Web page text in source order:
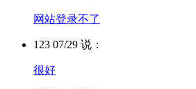
网站登录不了
123 07/29 说：
很好